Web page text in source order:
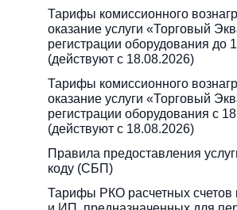
Тарифы комиссионного
оказание услуги «Торговый
регистрации оборудования до
(действуют с 18.08.2026)
Тарифы комиссионного
оказание услуги «Торговый
регистрации оборудования с
(действуют с 18.08.2026)
Правила предоставления
коду (СБП)
Тарифы РКО расчетных счетов